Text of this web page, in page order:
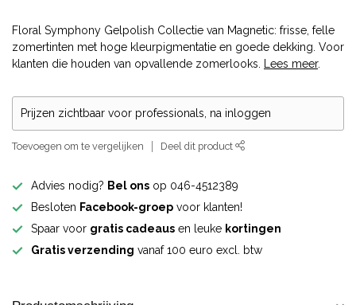
Floral Symphony Gelpolish Collectie van Magnetic: frisse, felle
zomertinten met hoge kleurpigmentatie en goede dekking. Voor
klanten die houden van opvallende zomerlooks.
Lees meer.
Prijzen zichtbaar voor professionals, na inloggen
Toevoegen om te vergelijken Deel dit product
Advies nodig? Bel ons op 046-4512389
Besloten Facebook-groep voor klanten!
Spaar voor gratis cadeaus en leuke kortingen
Gratis verzending vanaf 100 euro excl. btw